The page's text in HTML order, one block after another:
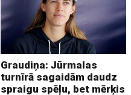
Graudiņa: Jūrmalas
turnīrā sagaidām daudz
spraigu spēļu, bet mērķis